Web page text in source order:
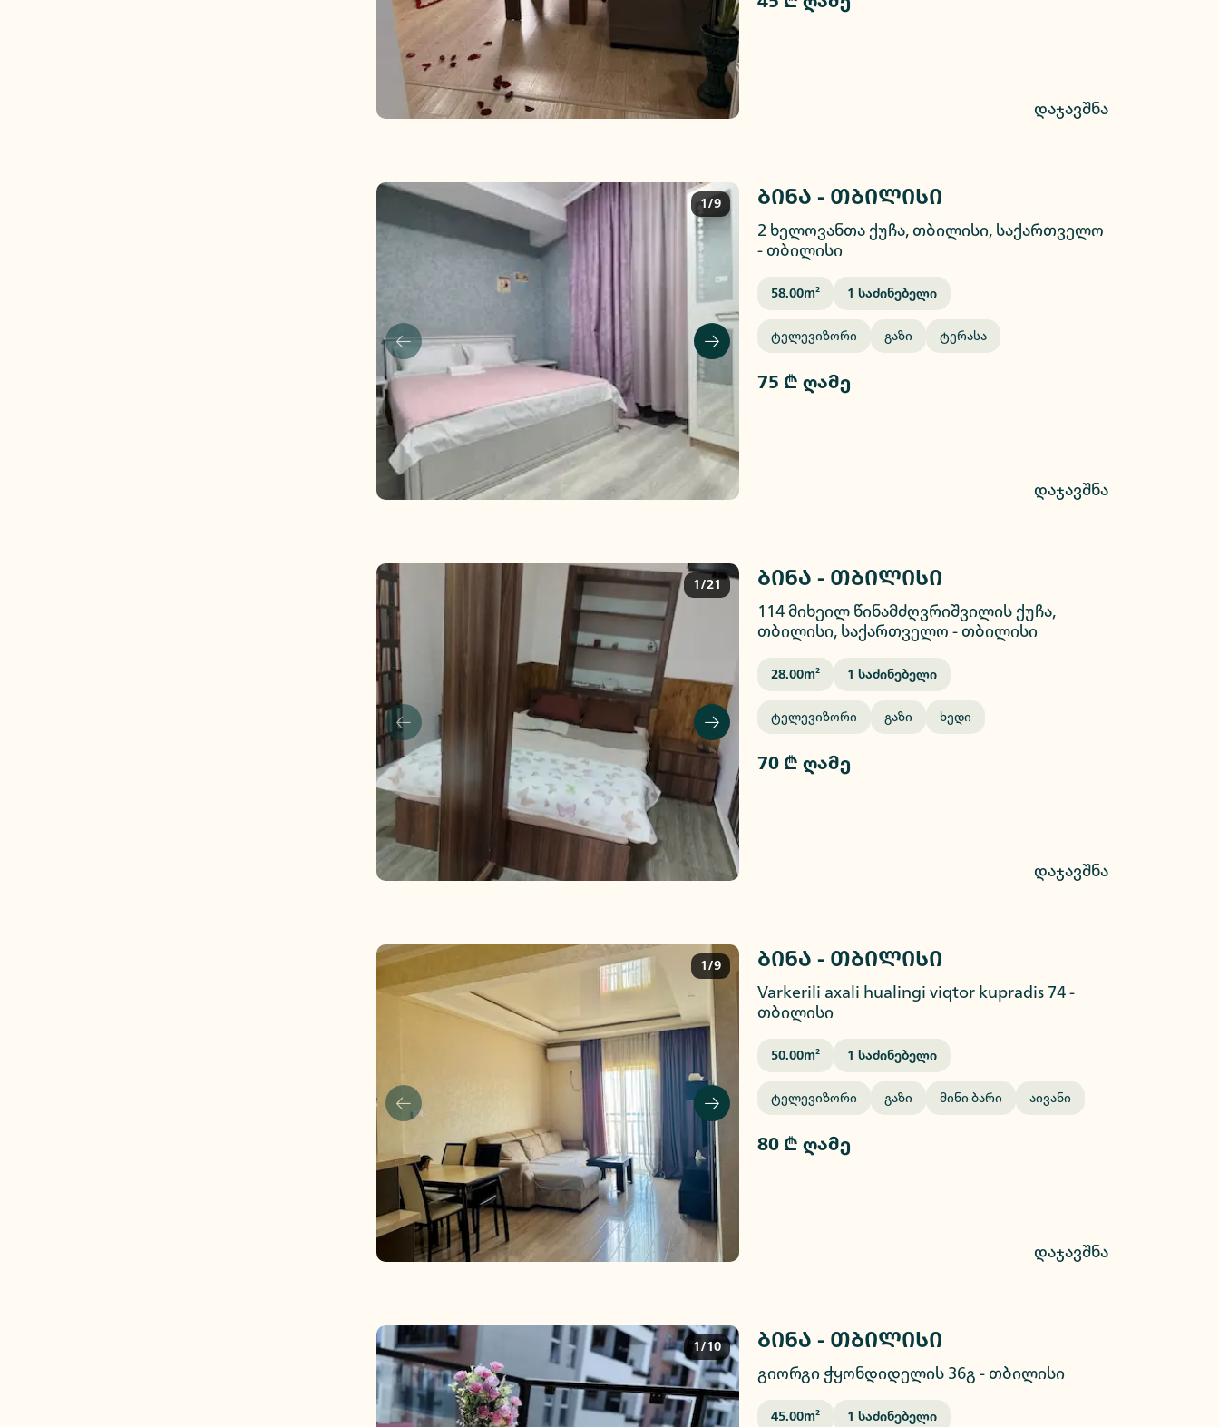
დაჯავშნა
1/9 ბინა - თბილისი
2 ხელოვანთა ქუჩა, თბილისი, საქართველო
-თბილისი
58.00M² 1 Საძინებელი
Ტელევიზორი Გაზი Ტერასა
75 ₾ ღამე
დაჯავშნა
1/21 ბინა - თბილისი
114 მიხეილ წინამძღვრიშვილის ქუჩა,
თბილისი, საქართველო -თბილისი
28.00M² 1 Საძინებელი
Ტელევიზორი Გაზი Ხედი
70 ₾ ღამე
დაჯავშნა
1/9 ბინა - თბილისი
Varkerili axali hualingi viqtor kupradis 74-
თბილისი
50.00M² 1 Საძინებელი
Ტელევიზორი Გაზი Მინი Ბარი Აივანი
80 ₾ ღამე
დაჯავშნა
1/10 ბინა - თბილისი
გიორგი ჭყონდიდელის 36გ -თბილისი
45.00M² 1 Საძინებელი